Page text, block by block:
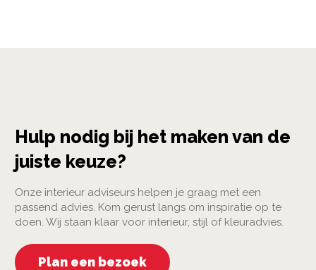
Hulp nodig bij het maken van de
juiste keuze?
Onze interieur adviseurs helpen je graag met een
passend advies. Kom gerust langs om inspiratie op te
doen. Wij staan klaar voor interieur, stijl of kleuradvies.
Plan een bezoek